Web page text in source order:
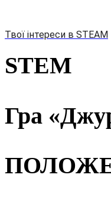
Твої інтереси в STEAM
STEM
Гра